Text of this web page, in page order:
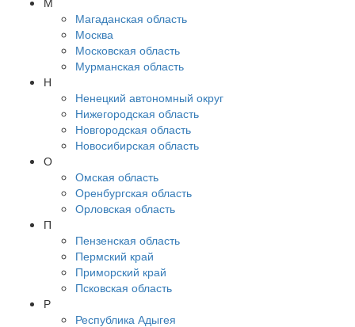
Магаданская область
Москва
Московская область
Мурманская область
Н
Ненецкий автономный округ
Нижегородская область
Новгородская область
Новосибирская область
О
Омская область
Оренбургская область
Орловская область
П
Пензенская область
Пермский край
Приморский край
Псковская область
Р
Республика Адыгея